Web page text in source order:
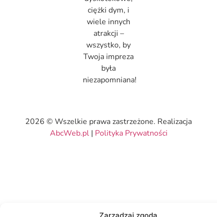
ciężki dym, i
wiele innych
atrakcji –
wszystko, by
Twoja impreza
była
niezapomniana!
2026 © Wszelkie prawa zastrzeżone. Realizacja
AbcWeb.pl| Polityka Prywatności